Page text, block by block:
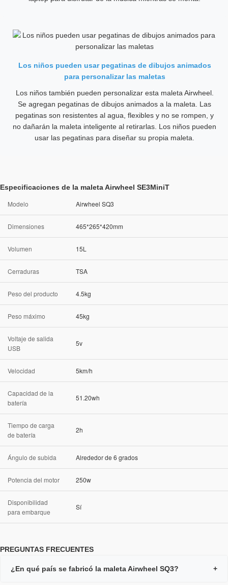
Los niños pueden usar pegatinas de dibujos animados
para personalizar las maletas
Los niños también pueden personalizar esta maleta Airwheel.
Se agregan pegatinas de dibujos animados a la maleta. Las
pegatinas son resistentes al agua, flexibles y no se rompen, y
no dañarán la maleta inteligente al retirarlas. Los niños pueden
usar las pegatinas para diseñar su propia maleta.
Especificaciones de la maleta Airwheel SE3MiniT
Modelo Airwheel SQ3
Dimensiones 465*265*420mm
Volumen 15L
Cerraduras TSA
Peso del producto 4.5kg
Peso máximo 45kg
Voltaje de salida
USB
5v
Velocidad 5km/h
Capacidad de la
batería
51.20wh
Tiempo de carga
de batería
2h
Ángulo de subida Alrededor de 6 grados
Potencia del motor 250w
Disponibilidad
para embarque
Sí
PREGUNTAS FRECUENTES
¿En qué país se fabricó la maleta Airwheel SQ3? +